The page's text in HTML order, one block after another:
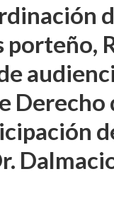
porteño,
Derecho